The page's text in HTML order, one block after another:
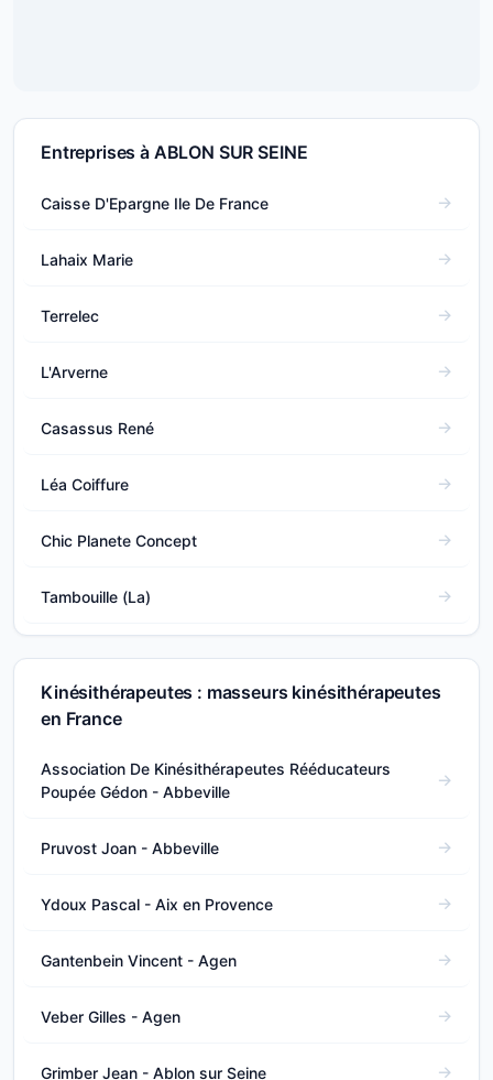
Entreprises à ABLON SUR SEINE
Caisse D'Epargne Ile De France
Lahaix Marie
Terrelec
L'Arverne
Casassus René
Léa Coiffure
Chic Planete Concept
Tambouille (La)
Kinésithérapeutes : masseurs kinésithérapeutes
en France
Association De Kinésithérapeutes Rééducateurs
Poupée Gédon - Abbeville
Pruvost Joan - Abbeville
Ydoux Pascal - Aix en Provence
Gantenbein Vincent - Agen
Veber Gilles - Agen
Grimber Jean - Ablon sur Seine